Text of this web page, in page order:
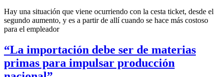
Hay una situación que viene ocurriendo con la cesta ticket, desde el
segundo aumento, y es a partir de allí cuando se hace más costoso
para el empleador
“La importación debe ser de materias
primas para impulsar producción